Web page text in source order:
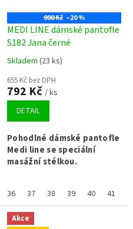
990 Kč –20 %
MEDI LINE dámské pantofle
S182 Jana černé
Skladem (23 ks)
655 Kč bez DPH
792 Kč / ks
DETAIL
Pohodlné dámské pantofle
Medi line se speciální
masážní stélkou.
36 37 38 39 40 41
Akce